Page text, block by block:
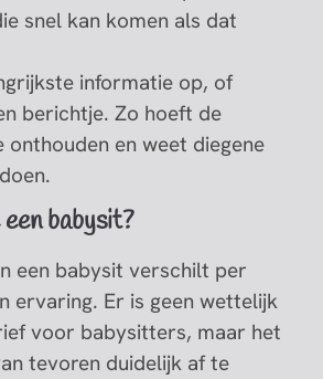
snel kan komen als dat
informatie op, of
berichtje. Zo hoeft de
en weet diegene
babysit?
een babysit verschilt per
ervaring. Er is geen wettelijk
voor babysitters, maar het
tevoren duidelijk af te